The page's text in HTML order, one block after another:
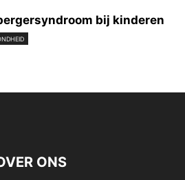
bij kinderen
ONS